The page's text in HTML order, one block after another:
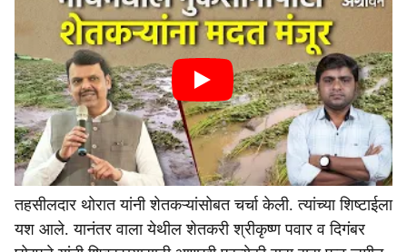
तहसीलदार थोरात यांनी शेतकऱ्यांसोबत चर्चा केली. त्यांच्या शिष्टाईला
यश आले. यानंतर वाला येथील शेतकरी श्रीकृष्ण पवार व दिगंबर